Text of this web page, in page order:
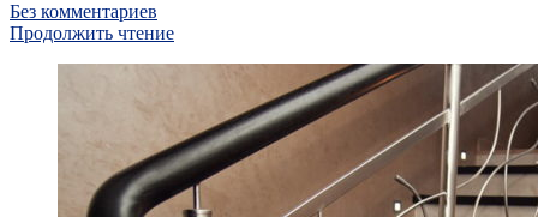
Без комментариев
Продолжить чтение